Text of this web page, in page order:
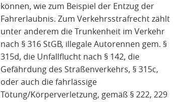
können, wie zum Beispiel der Entzug der
Fahrerlaubnis. Zum Verkehrsstrafrecht zählt
unter anderem die Trunkenheit im Verkehr
nach § 316 StGB, illegale Autorennen gem. §
315d, die Unfallflucht nach § 142, die
Gefährdung des Straßenverkehrs, § 315c,
oder auch die fahrlässige
Tötung/Körperverletzung, gemäß § 222, 229